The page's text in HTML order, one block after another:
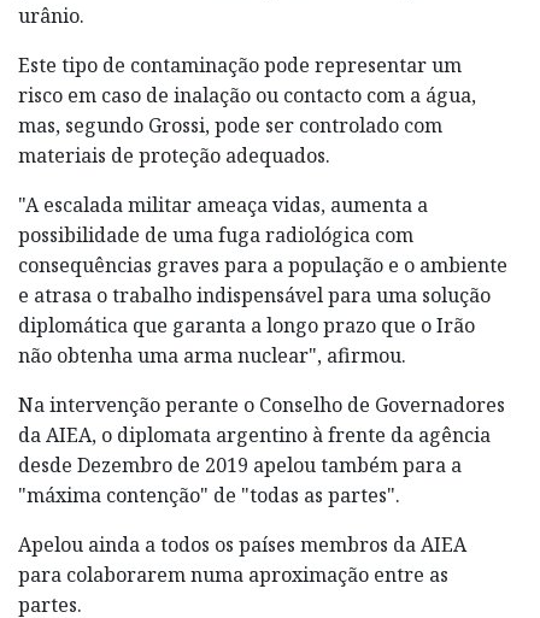
urânio.
Este tipo de contaminação pode representar um
risco em caso de inalação ou contacto com a água,
mas, segundo Grossi, pode ser controlado com
materiais de proteção adequados.
"A escalada militar ameaça vidas, aumenta a
possibilidade de uma fuga radiológica com
consequências graves para a população e o ambiente
e atrasa o trabalho indispensável para uma solução
diplomática que garanta a longo prazo que o Irão
não obtenha uma arma nuclear", afirmou.
Na intervenção perante o Conselho de Governadores
da AIEA, o diplomata argentino à frente da agência
desde Dezembro de 2019 apelou também para a
"máxima contenção" de "todas as partes".
Apelou ainda a todos os países membros da AIEA
para colaborarem numa aproximação entre as
partes.